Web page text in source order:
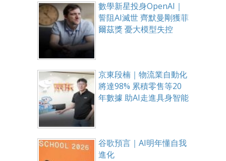
數學新星投身OpenAI｜
誓阻AI滅世 齊默曼剛獲菲
爾茲獎 憂大模型失控
京東段楠｜物流業自動化
將達98% 累積零售等20
年數據 助AI走進具身智能
谷歌預言｜AI明年懂自我
進化